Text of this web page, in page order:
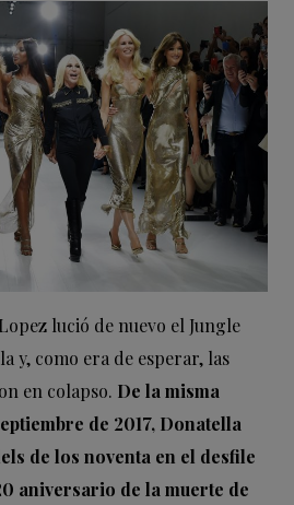
lució de nuevo el Jungle
y, como era de esperar, las
en colapso. De la misma
de 2017, Donatella
de los noventa en el desfile
aniversario de la muerte de